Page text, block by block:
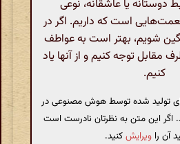
دوستانه یا عاشقانه، نوعی
است که داریم. اگر در
شویم، بهتر است به عواطف
توجه کنیم و از آنها یاد
کنیم.
تولید شده توسط هوش مصنوعی در
اگر این متن به نظرتان نادرست است
آن را ویرایشکنید.